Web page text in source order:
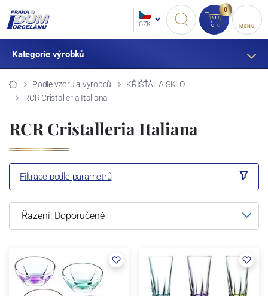
CZK
0
MENU
Kategorie výrobků
Podle vzoru a výrobců
KŘIŠŤÁL A SKLO
RCR Cristalleria Italiana
RCR Cristalleria Italiana
Filtrace podle parametrů